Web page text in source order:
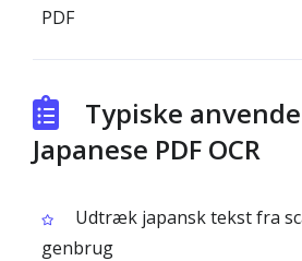
PDF
Typiske
Japanese PDF OCR
Udtræk japansk tekst fra
genbrug